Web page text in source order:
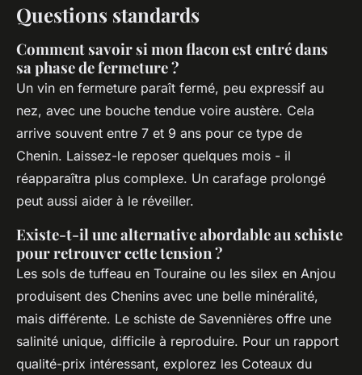
Questions standards
Comment savoir si mon flacon est entré dans
sa phase de fermeture ?
Un vin en fermeture paraît fermé, peu expressif au
nez, avec une bouche tendue voire austère. Cela
arrive souvent entre 7 et 9 ans pour ce type de
Chenin. Laissez-le reposer quelques mois - il
réapparaîtra plus complexe. Un carafage prolongé
peut aussi aider à le réveiller.
Existe-t-il une alternative abordable au schiste
pour retrouver cette tension ?
Les sols de tuffeau en Touraine ou les silex en Anjou
produisent des Chenins avec une belle minéralité,
mais différente. Le schiste de Savennières offre une
salinité unique, difficile à reproduire. Pour un rapport
qualité-prix intéressant, explorez les Coteaux du